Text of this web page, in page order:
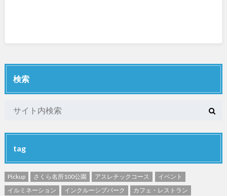
検索
tag
Pickup さくら名所100公園 アスレチックコース
イベント
イルミネーション
インクルーシブパーク カフェ・レストラン